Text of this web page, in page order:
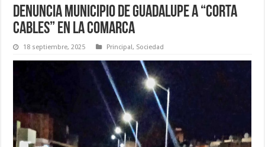
Denuncia municipio de Guadalupe a “corta
cables” en la Comarca
18 septiembre, 2025 Principal, Sociedad